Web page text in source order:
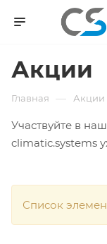
Акции
Главная — Акции
Участвуйте в
climatic.systems
Список